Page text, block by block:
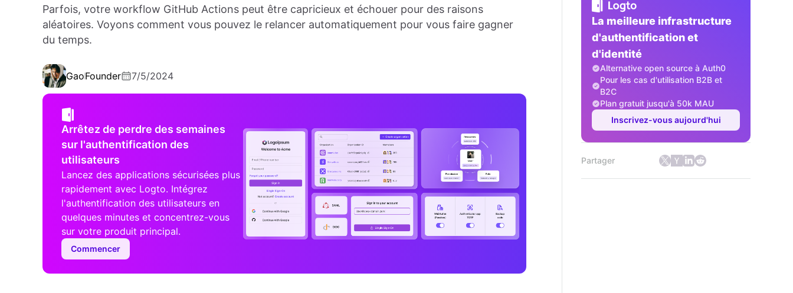
Parfois, votre workflow GitHub Actions peut être capricieux et échouer pour des raisons
aléatoires. Voyons comment vous pouvez le relancer automatiquement pour vous faire gagner
du temps.
GaoFounder 7/5/2024
Arrêtez de perdre des semaines
sur l'authentification des
utilisateurs
Lancez des applications sécurisées plus
rapidement avec Logto. Intégrez
l'authentification des utilisateurs en
quelques minutes et concentrez-vous
sur votre produit principal.
Commencer
La meilleure infrastructure
d'authentification et
d'identité
Alternative open source à Auth0
Pour les cas d'utilisation B2B et
B2C
Plan gratuit jusqu'à 50k MAU
Inscrivez-vous aujourd'hui
Partager